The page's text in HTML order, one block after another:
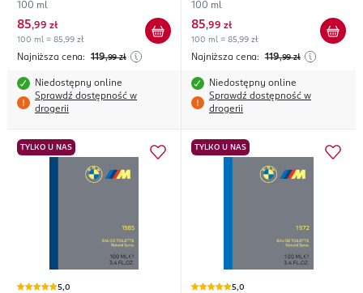
100 ml
85,99 zł
100 ml = 85,99 zł
Najniższa cena: 119,99 zł
Niedostępny online
Sprawdź dostępność w
drogerii
100 ml
85,99 zł
100 ml = 85,99 zł
Najniższa cena: 119,99 zł
Niedostępny online
Sprawdź dostępność w
drogerii
TYLKO U NAS
5,0
TYLKO U NAS
5,0